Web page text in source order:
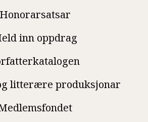
Honorarsatsar
inn oppdrag
litterære produksjonar